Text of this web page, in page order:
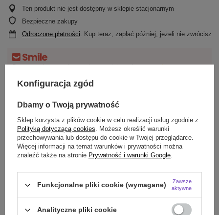
Ten produkt nie jest dostępny w sklepie stacjonarnym
Bezpieczne zakupy
Odroczone płatności. Kup teraz, zapłać później, jeżeli nie zwrócisz
Darmowa dostawa do paczkomatu lub punktu
darmoWięcej informacji.
OPIS
SZCZEGÓŁOWE DANE
Konfiguracja zgód
Dbamy o Twoją prywatność
Sklep korzysta z plików cookie w celu realizacji usług zgodnie z
Polityką dotyczącą cookies. Możesz określić warunki
przechowywania lub dostępu do cookie w Twojej przeglądarce.
Więcej informacji na temat warunków i prywatności można
znaleźć także na stronie Prywatność i warunki Google.
Funkcjonalne pliki cookie (wymagane)
Zawsze
aktywne
Analityczne pliki cookie